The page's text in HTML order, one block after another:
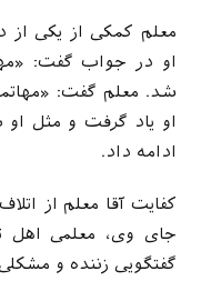
معلم کمکی از یکی
او در جواب گفت:
شد. معلم گفت:
او یاد گرفت و مثل
ادامه داد.
کفایت آقا معلم از
جای وی، معلمی اهل
گفتگویی زننده و